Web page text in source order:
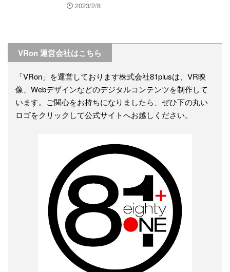
2023/2/8
VRon 運営会社はこちら
「VRon」を運営しております株式会社81plusは、VR映
像、Webデザインなどのデジタルコンテンツを制作して
います。ご関心をお持ちになりましたら、ぜひ下の丸い
ロゴをクリックして公式サイトへお越しください。